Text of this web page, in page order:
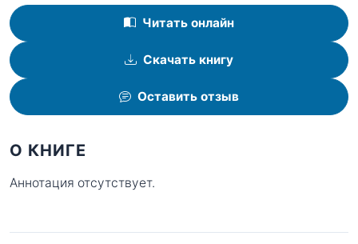
Читать онлайн
Скачать книгу
Оставить отзыв
О КНИГЕ
Аннотация отсутствует.